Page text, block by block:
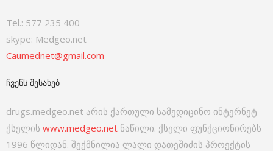
Tel.: 577 235 400
skype: Medgeo.net
Caumednet@gmail.com
ᲩᲕᲔᲜᲡ ᲨᲔᲡᲐᲮᲔᲑ
drugs.medgeo.net არის ქართული სამედიცინო ინტერნეტ-
ქსელის www.medgeo.net ნაწილი. ქსელი ფუნქციონირებს
1996 წლიდან. შექმნილია ლალი დათეშიძის პროექტის